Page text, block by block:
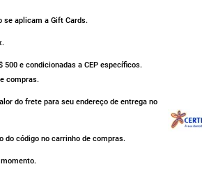
se aplicam a Gift Cards.
e condicionadas a CEP específicos.
compras.
do frete para seu endereço de entrega no
do código no carrinho de compras.